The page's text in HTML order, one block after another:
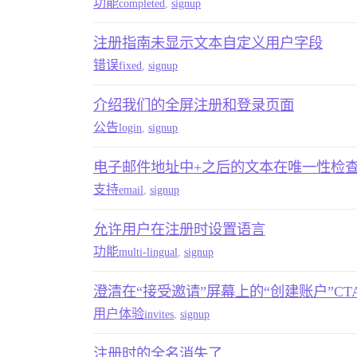
功能completed signup
注册指南未显示文本自定义用户字段
错误fixed signup
介绍我们的全屏注册和登录页面
公告login signup
电子邮件地址中+之后的文本在唯一性检
支持email signup
允许用户在注册时设置语言
功能multi-lingual signup
澄清在“接受邀请”屏幕上的“创建账户
用户体验invites signup
注册时的全名消失了